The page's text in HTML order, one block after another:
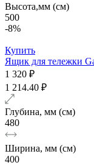
Высота,мм (см)
500
-8%
Купить
Ящик для тележки
1 320 ₽
1 214.40 ₽
Глубина, мм (см)
480
Ширина, мм (см)
400